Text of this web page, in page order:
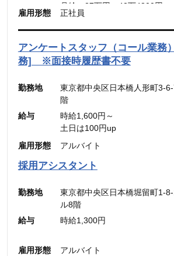
（固定残業代：45時間分【7万
5,600円】含む。）
※45時間を超える時間外労働
金は別途追加支給
月給：27万円～42万4300円
（固定残業代：45時間分【7万
円】）
（45時間を超える時間外労働
金は別途追加支給）
雇用形態 正社員
アンケートスタッフ（コール業務
務] ※面接時履歴書不要
勤務地
東京都中央区日本橋人形町3-
階
給与
時給1,600円～
土日は100円up
雇用形態
アルバイト
採用アシスタント
勤務地
東京都中央区日本橋堀留町1-
ル8階
給与
時給1,300円
雇用形態 アルバイト